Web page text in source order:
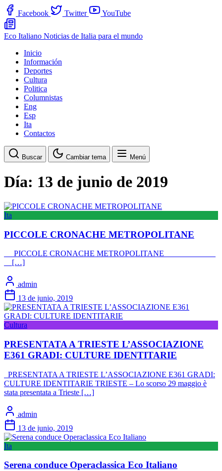
Facebook Twitter YouTube
Eco Italiano Noticias de Italia para el mundo
Inicio
Información
Deportes
Cultura
Politica
Columnistas
Eng
Esp
Ita
Contactos
Buscar Cambiar tema Menú
Día: 13 de junio de 2019
Ita
PICCOLE CRONACHE METROPOLITANE
PICCOLE CRONACHE METROPOLITANE
[…]
admin
13 de junio, 2019
Cultura
PRESENTATA A TRIESTE L’ASSOCIAZIONE
E361 GRADI: CULTURE IDENTITARIE
PRESENTATA A TRIESTE L’ASSOCIAZIONE E361 GRADI:
CULTURE IDENTITARIE TRIESTE – Lo scorso 29 maggio è
stata presentata a Trieste […]
admin
13 de junio, 2019
Ita
Serena conduce Operaclassica Eco Italiano